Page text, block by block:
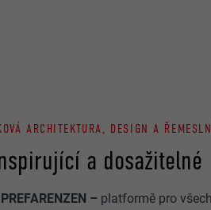
a dosažitelné
ARCHITEKTURA, DESIGN A
– platformě pro